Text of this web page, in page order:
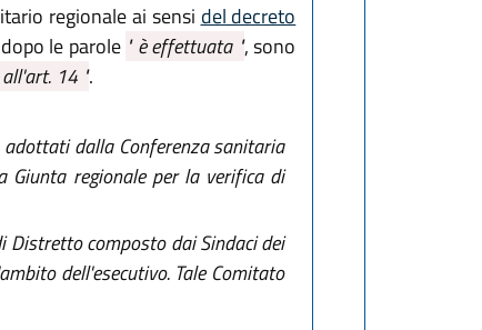
regionale ai sensi del decreto
le parole " è effettuata ", sono
14 ".
dalla Conferenza sanitaria
regionale per la verifica di
composto dai Sindaci dei
dell'esecutivo. Tale Comitato